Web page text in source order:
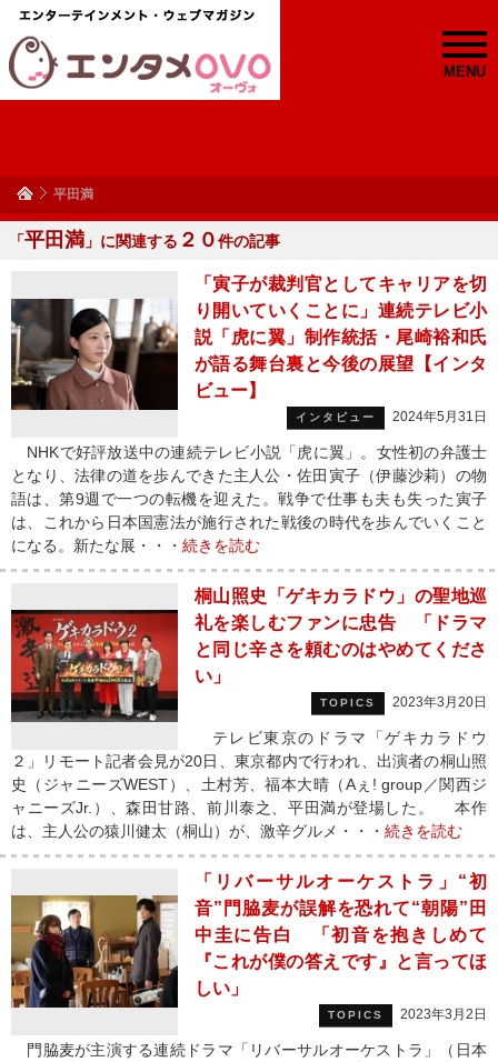
MENU
平田満
「平田満 」に関連する ２０件の記事
「寅子が裁判官としてキャリアを切
り開いていくことに」連続テレビ小
説「虎に翼」制作統括・尾崎裕和氏
が語る舞台裏と今後の展望【インタ
ビュー】
インタビュー 2024年5月31日
NHKで好評放送中の連続テレビ小説「虎に翼」。女性初の弁護士
となり、法律の道を歩んできた主人公・佐田寅子（伊藤沙莉）の物
語は、第9週で一つの転機を迎えた。戦争で仕事も夫も失った寅子
は、これから日本国憲法が施行された戦後の時代を歩んでいくこと
になる。新たな展・・・ 続きを読む
桐山照史「ゲキカラドウ」の聖地巡
礼を楽しむファンに忠告 「ドラマ
と同じ辛さを頼むのはやめてくださ
い」
TOPICS 2023年3月20日
テレビ東京のドラマ「ゲキカラドウ
２」リモート記者会見が20日、東京都内で行われ、出演者の桐山照
史（ジャニーズWEST）、土村芳、福本大晴（Aぇ! group／関西ジ
ャニーズJr.）、森田甘路、前川泰之、平田満が登場した。 本作
は、主人公の猿川健太（桐山）が、激辛グルメ・・・ 続きを読む
「リバーサルオーケストラ」“初
音”門脇麦が誤解を恐れて“朝陽”田
中圭に告白 「初音を抱きしめて
『これが僕の答えです』と言ってほ
しい」
TOPICS 2023年3月2日
門脇麦が主演する連続ドラマ「リバーサルオーケストラ」（日本